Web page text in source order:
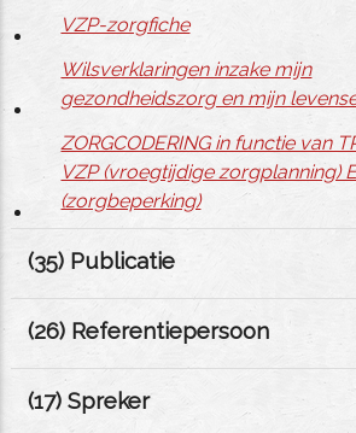
VZP-zorgfiche
Wilsverklaringen inzake mijn
gezondheidszorg en mijn
ZORGCODERING in functie van
VZP (vroegtijdige zorgplanning)
(zorgbeperking)
(35) Publicatie
(26) Referentiepersoon
(17) Spreker